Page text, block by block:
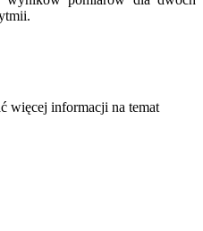
więcej informacji na temat